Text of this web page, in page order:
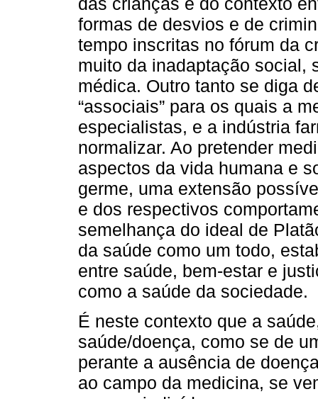
formas de desvios e de
tempo inscritas no fórum da
muito da inadaptação social,
médica. Outro tanto se diga
“associais” para os quais a
especialistas, e a indústria
normalizar. Ao pretender
aspectos da vida humana e
germe, uma extensão
e dos respectivos
semelhança do ideal de
da saúde como um todo,
entre saúde, bem-estar e
como a saúde da sociedade.
É neste contexto que a
saúde/doença, como se de
perante a ausência de
ao campo da medicina, se